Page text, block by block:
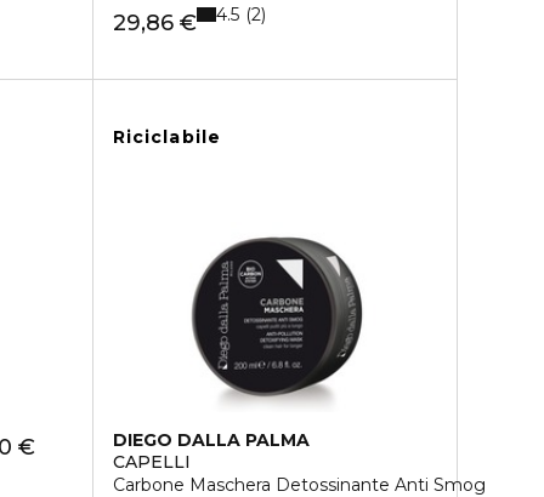
29,86 € 4.5 2
€
Riciclabile
DIEGO DALLA PALMA
CAPELLI
Carbone Maschera Detossinante Anti Smog